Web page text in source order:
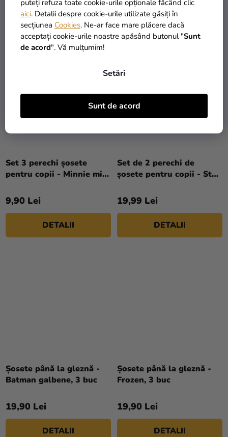
puteți refuza toate cookie-urile opționale făcând clic
aici. Detalii despre cookie-urile utilizate găsiți în
secțiunea Cookies. Ne-ar face mare plăcere dacă
acceptați cookie-urile noastre apăsând butonul "Sunt
de acord". Vă mulțumim!
Setări
Sunt de acord
DETALII DETALII
Set 3 perechi șosete
pentru copii - Minnie mix
9,90 Lei
DETALII
Set de 2 perechi de
șosete pentru copii - Star
19,99 Lei
DETALII
Șosete până la gleznă -
Batman galbene, 3 buc
19,90 Lei
DETALII
Șosete până la gleznă -
Frozen, 3 buc
19,90 Lei
DETALII